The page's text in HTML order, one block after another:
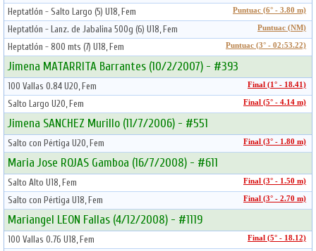
Heptatlón - Salto Largo (5) U18, Fem Puntuac (6° - 3.80 m)
Heptatlón - Lanz. de Jabalina 500g (6) U18, Fem Puntuac (NM)
Heptatlón - 800 mts (7) U18, Fem Puntuac (3° - 02:53.22)
Jimena MATARRITA Barrantes (10/2/2007) - #393
100 Vallas 0.84 U20, Fem Final (1° - 18.41)
Salto Largo U20, Fem Final (5° - 4.14 m)
Jimena SANCHEZ Murillo (11/7/2006) - #551
Salto con Pértiga U20, Fem Final (3° - 1.80 m)
Maria Jose ROJAS Gamboa (16/7/2008) - #611
Salto Alto U18, Fem Final (3° - 1.50 m)
Salto con Pértiga U18, Fem Final (3° - 2.70 m)
Mariangel LEON Fallas (4/12/2008) - #1119
100 Vallas 0.76 U18, Fem Final (5° - 18.12)